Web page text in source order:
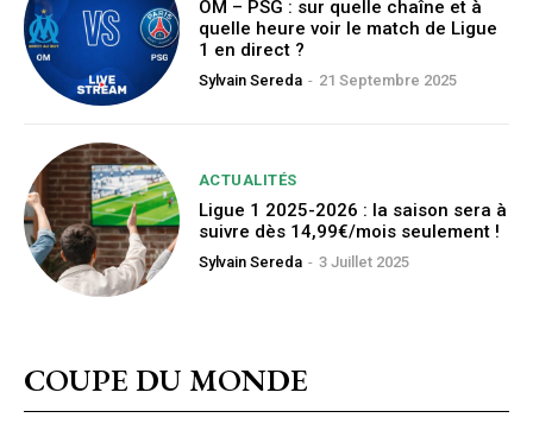
OM – PSG : sur quelle chaîne et à
quelle heure voir le match de Ligue
1 en direct ?
Sylvain Sereda - 21 Septembre 2025
ACTUALITÉS
Ligue 1 2025-2026 : la saison sera à
suivre dès 14,99€/mois seulement !
Sylvain Sereda - 3 Juillet 2025
COUPE DU MONDE